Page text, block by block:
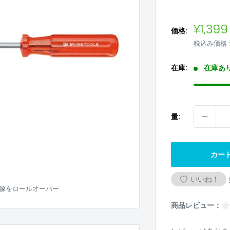
をロールオーバー
価格: 販
売
価
格
¥1,399
税込み価格
在庫: 在庫あ
量:
カー
いいね！
商品レビュー：